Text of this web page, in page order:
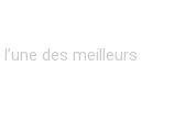
l’une des meilleurs